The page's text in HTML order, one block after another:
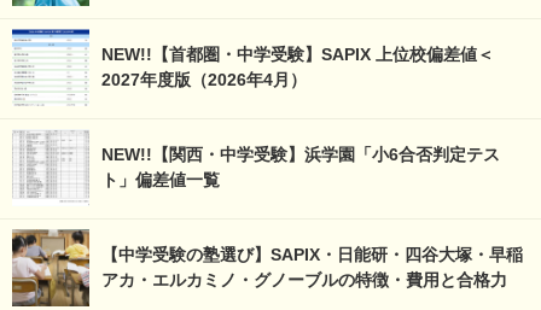
NEW!!【首都圏・中学受験】SAPIX 上位校偏差値＜
2027年度版（2026年4月）
NEW!!【関西・中学受験】浜学園「小6合否判定テス
ト」偏差値一覧
【中学受験の塾選び】SAPIX・日能研・四谷大塚・早稲
アカ・エルカミノ・グノーブルの特徴・費用と合格力